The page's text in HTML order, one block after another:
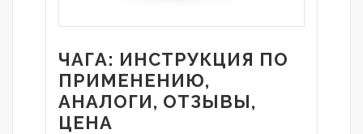
ЧАГА: ИНСТРУКЦИЯ ПО
ПРИМЕНЕНИЮ,
АНАЛОГИ, ОТЗЫВЫ,
ЦЕНА